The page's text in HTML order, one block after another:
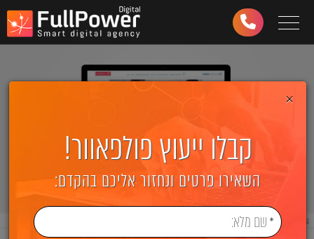
Toggle navigation
03-
997 ×
קבלו ייעוץ פולפאוור!
השאירו פרטים ונחזור אליכם בהקדם: